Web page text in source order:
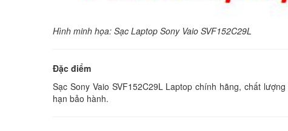
Hình minh họa: Sạc Laptop Sony Vaio SVF152C29L
Đặc điểm
Sạc Sony Vaio SVF152C29L Laptop chính hãng, chất
hạn bảo hành.